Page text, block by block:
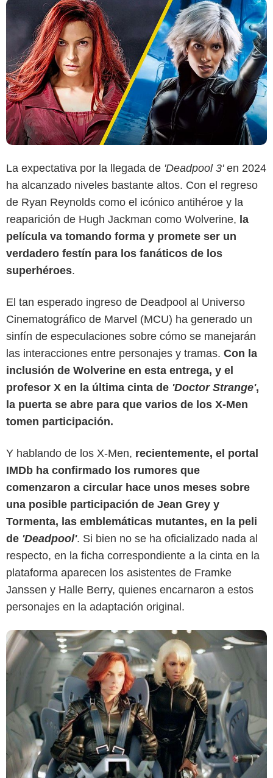
La expectativa por la llegada de 'Deadpool 3'en 2024
ha alcanzado niveles bastante altos. Con el regreso
de Ryan Reynolds como el icónico antihéroe y la
reaparición de Hugh Jackman como Wolverine, la
película va tomando forma y promete ser un
verdadero festín para los fanáticos de los
superhéroes.
El tan esperado ingreso de Deadpool al Universo
Cinematográfico de Marvel (MCU) ha generado un
sinfín de especulaciones sobre cómo se manejarán
las interacciones entre personajes y tramas. Con la
inclusión de Wolverine en esta entrega, y el
profesor X en la última cinta de 'Doctor Strange',
la puerta se abre para que varios de los X-Men
tomen participación.
Y hablando de los X-Men, recientemente, el portal
IMDb ha confirmado los rumores que
comenzaron a circular hace unos meses sobre
una posible participación de Jean Grey y
Tormenta, las emblemáticas mutantes, en la peli
de 'Deadpool'. Si bien no se ha oficializado nada al
respecto, en la ficha correspondiente a la cinta en la
plataforma aparecen los asistentes de Framke
Janssen y Halle Berry, quienes encarnaron a estos
personajes en la adaptación original.